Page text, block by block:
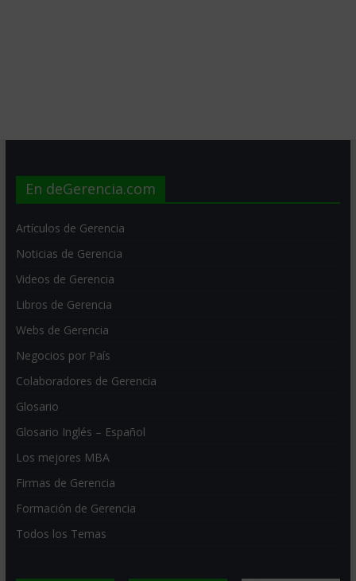
En deGerencia.com
Artículos de Gerencia
Noticias de Gerencia
Videos de Gerencia
Libros de Gerencia
Webs de Gerencia
Negocios por País
Colaboradores de Gerencia
Glosario
Glosario Inglés – Español
Los mejores MBA
Firmas de Gerencia
Formación de Gerencia
Todos los Temas